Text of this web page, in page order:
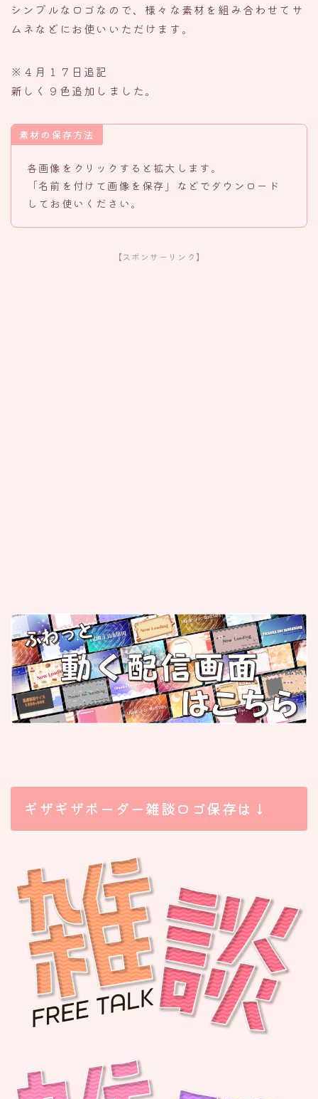
シンプルなロゴなので、様々な素材を組み合わせてサ
ムネなどにお使いいただけます。
※４月１７日追記
新しく９色追加しました。
素材の保存方法
各画像をクリックすると拡大します。
「名前を付けて画像を保存」などでダウンロード
してお使いください。
【スポンサーリンク】
ギザギザボーダー雑談ロゴ保存は↓